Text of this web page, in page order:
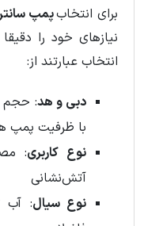
برای انتخابپمپ
نیازهای خود را
انتخاب عبارتند از:
دبی و هد: حجم
با ظرفیت پمپ
نوع کاربری:
آتش‌نشانی
نوع سیال: آب